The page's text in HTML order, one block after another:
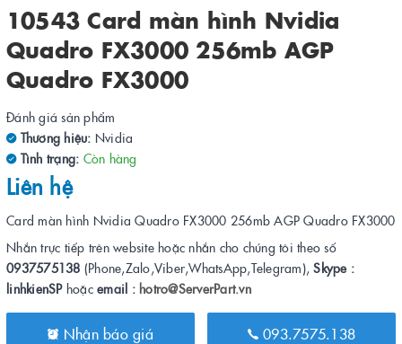
10543 Card màn hình Nvidia
Quadro FX3000 256mb AGP
Quadro FX3000
Đánh giá sản phẩm
Thương hiệu: Nvidia
Tình trạng: Còn hàng
Liên hệ
Card màn hình Nvidia Quadro FX3000 256mb AGP Quadro FX3000
Nhắn trực tiếp trên website hoặc nhắn cho chúng tôi theo số
0937575138 (Phone,Zalo,Viber,WhatsApp,Telegram),Skype :
linhkienSPhoặc email : hotro@ServerPart.vn
Nhận báo giá 093.7575.138